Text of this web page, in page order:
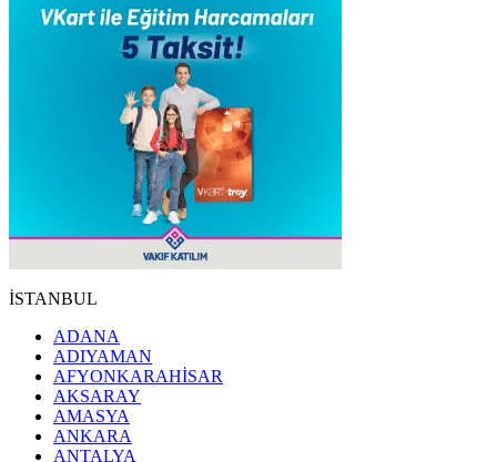
İSTANBUL
ADANA
ADIYAMAN
AFYONKARAHİSAR
AKSARAY
AMASYA
ANKARA
ANTALYA